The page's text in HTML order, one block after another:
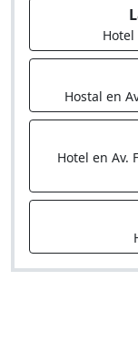
Hostal en
Hotel en Av.